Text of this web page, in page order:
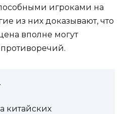
игроками на
из них доказывают, что
вполне могут
противоречий.
китайских